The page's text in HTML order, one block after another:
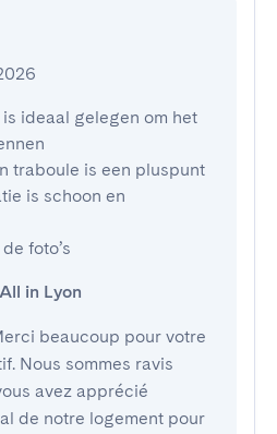
ideaal gelegen om het
traboule is een pluspunt
is schoon en
foto’s
in Lyon
beaucoup pour votre
Nous sommes ravis
avez apprécié
de notre logement pour